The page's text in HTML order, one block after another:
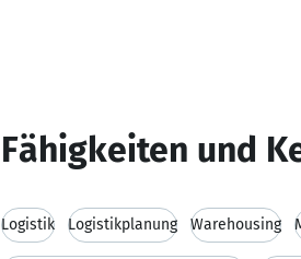
Fähigkeiten und
Logistik Logistikplanung Warehousing